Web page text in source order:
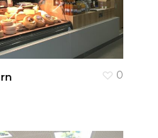
0